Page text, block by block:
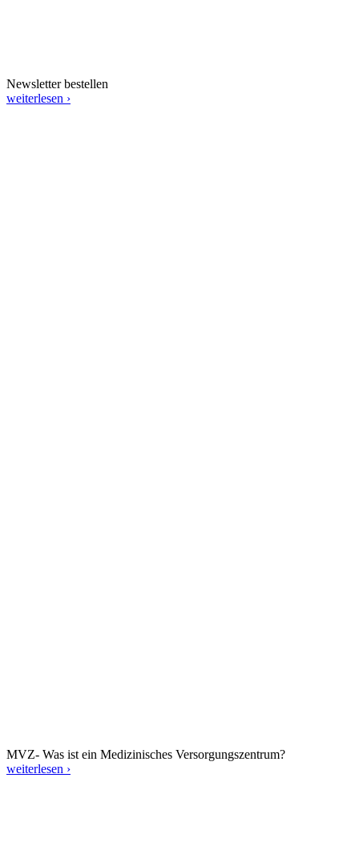
Newsletter bestellen
weiterlesen ›
MVZ- Was ist ein Medizinisches Versorgungszentrum?
weiterlesen ›